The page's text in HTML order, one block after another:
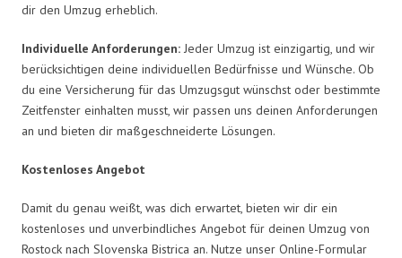
dir den Umzug erheblich.
Individuelle Anforderungen: Jeder Umzug ist einzigartig, und wir
berücksichtigen deine individuellen Bedürfnisse und Wünsche. Ob
du eine Versicherung für das Umzugsgut wünschst oder bestimmte
Zeitfenster einhalten musst, wir passen uns deinen Anforderungen
an und bieten dir maßgeschneiderte Lösungen.
Kostenloses Angebot
Damit du genau weißt, was dich erwartet, bieten wir dir ein
kostenloses und unverbindliches Angebot für deinen Umzug von
Rostock nach Slovenska Bistrica an. Nutze unser Online-Formular